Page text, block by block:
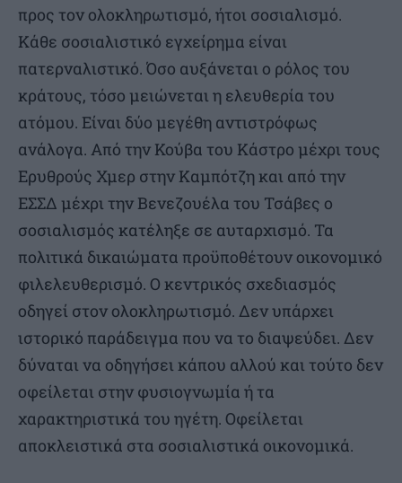
προς τον ολοκληρωτισμό, ήτοι σοσιαλισμό.
Κάθε σοσιαλιστικό εγχείρημα είναι
πατερναλιστικό. Όσο αυξάνεται ο ρόλος του
κράτους, τόσο μειώνεται η ελευθερία του
ατόμου. Είναι δύο μεγέθη αντιστρόφως
ανάλογα. Από την Κούβα του Κάστρο μέχρι τους
Ερυθρούς Χμερ στην Καμπότζη και από την
ΕΣΣΔ μέχρι την Βενεζουέλα του Τσάβες ο
σοσιαλισμός κατέληξε σε αυταρχισμό. Τα
πολιτικά δικαιώματα προϋποθέτουν οικονομικό
φιλελευθερισμό. Ο κεντρικός σχεδιασμός
οδηγεί στον ολοκληρωτισμό. Δεν υπάρχει
ιστορικό παράδειγμα που να το διαψεύδει. Δεν
δύναται να οδηγήσει κάπου αλλού και τούτο δεν
οφείλεται στην φυσιογνωμία ή τα
χαρακτηριστικά του ηγέτη. Οφείλεται
αποκλειστικά στα σοσιαλιστικά οικονομικά.